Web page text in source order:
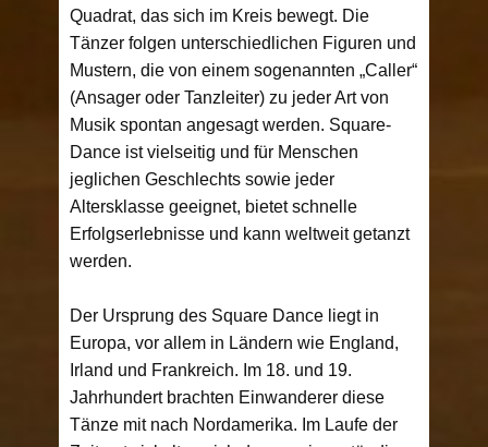
Quadrat, das sich im Kreis bewegt. Die
Tänzer folgen unterschiedlichen Figuren und
Mustern, die von einem sogenannten „Caller“
(Ansager oder Tanzleiter) zu jeder Art von
Musik spontan angesagt werden. Square-
Dance ist vielseitig und für Menschen
jeglichen Geschlechts sowie jeder
Altersklasse geeignet, bietet schnelle
Erfolgserlebnisse und kann weltweit getanzt
werden.
Der Ursprung des Square Dance liegt in
Europa, vor allem in Ländern wie England,
Irland und Frankreich. Im 18. und 19.
Jahrhundert brachten Einwanderer diese
Tänze mit nach Nordamerika. Im Laufe der